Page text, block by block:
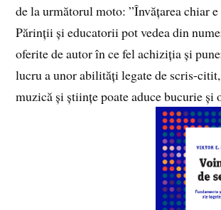
de la următorul moto: ”Învățarea chiar
Părinții și educatorii pot vedea din
oferite de autor în ce fel achiziția și
lucru a unor abilități legate de scris-
muzică și științe poate aduce bucurie și